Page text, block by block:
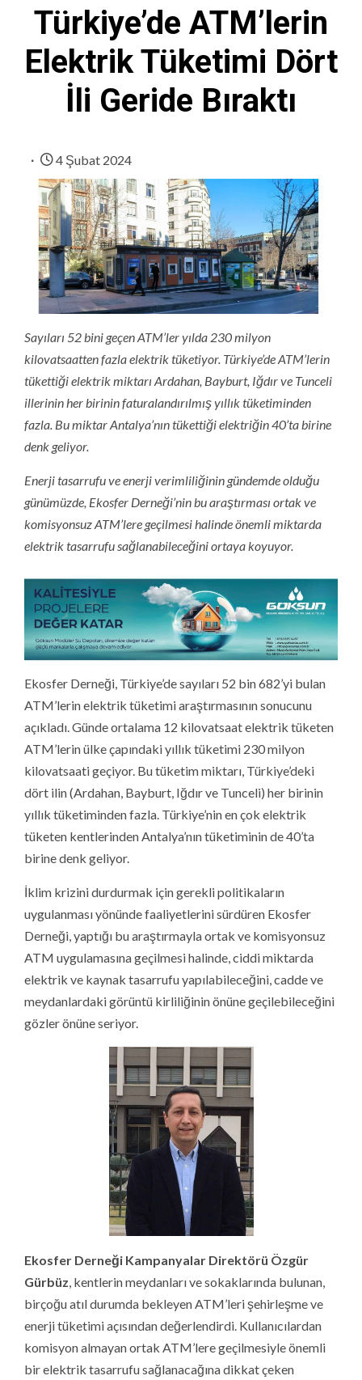
Türkiye’de ATM’lerin
Elektrik Tüketimi Dört
İli Geride Bıraktı
4 Şubat 2024
Sayıları 52 bini geçen ATM’ler yılda 230 milyon
kilovatsaatten fazla elektrik tüketiyor. Türkiye’de ATM’lerin
tükettiği elektrik miktarı Ardahan, Bayburt, Iğdır ve Tunceli
illerinin her birinin faturalandırılmış yıllık tüketiminden
fazla. Bu miktar Antalya’nın tükettiği elektriğin 40’ta birine
denk geliyor.
Enerji tasarrufu ve enerji verimliliğinin gündemde olduğu
günümüzde, Ekosfer Derneği’nin bu araştırması ortak ve
komisyonsuz ATM’lere geçilmesi halinde önemli miktarda
elektrik tasarrufu sağlanabileceğini ortaya koyuyor.
Ekosfer Derneği, Türkiye’de sayıları 52 bin 682’yi bulan
ATM’lerin elektrik tüketimi araştırmasının sonucunu
açıkladı. Günde ortalama 12 kilovatsaat elektrik tüketen
ATM’lerin ülke çapındaki yıllık tüketimi 230 milyon
kilovatsaati geçiyor. Bu tüketim miktarı, Türkiye’deki
dört ilin (Ardahan, Bayburt, Iğdır ve Tunceli) her birinin
yıllık tüketiminden fazla. Türkiye’nin en çok elektrik
tüketen kentlerinden Antalya’nın tüketiminin de 40’ta
birine denk geliyor.
İklim krizini durdurmak için gerekli politikaların
uygulanması yönünde faaliyetlerini sürdüren Ekosfer
Derneği, yaptığı bu araştırmayla ortak ve komisyonsuz
ATM uygulamasına geçilmesi halinde, ciddi miktarda
elektrik ve kaynak tasarrufu yapılabileceğini, cadde ve
meydanlardaki görüntü kirliliğinin önüne geçilebileceğini
gözler önüne seriyor.
Ekosfer Derneği Kampanyalar Direktörü Özgür
Gürbüz, kentlerin meydanları ve sokaklarında bulunan,
birçoğu atıl durumda bekleyen ATM’leri şehirleşme ve
enerji tüketimi açısından değerlendirdi. Kullanıcılardan
komisyon almayan ortak ATM’lere geçilmesiyle önemli
bir elektrik tasarrufu sağlanacağına dikkat çeken